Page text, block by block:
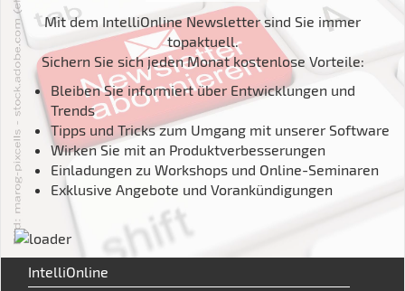
Mit dem IntelliOnline Newsletter sind Sie immer
topaktuell.
Sichern Sie sich jeden Monat kostenlose Vorteile:
Bleiben Sie informiert über Entwicklungen und
Trends
Tipps und Tricks zum Umgang mit unserer Software
Wirken Sie mit an Produktverbesserungen
Einladungen zu Workshops und Online-Seminaren
Exklusive Angebote und Vorankündigungen
IntelliOnline